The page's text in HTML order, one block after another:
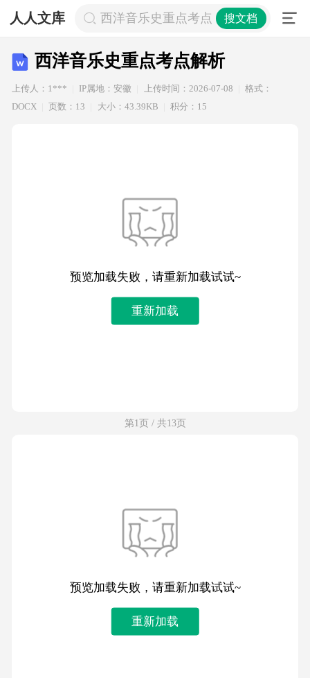
人人文库 西洋音乐史重点考点解析搜文档
西洋音乐史重点考点解析
上传人：1*** IP属地：安徽 上传时间：2026-07-08
格式：
DOCX
页数：13 大小：43.39KB 积分：15
预览加载失败，请重新加载试试~
重新加载
第1页 / 共13页
预览加载失败，请重新加载试试~
重新加载